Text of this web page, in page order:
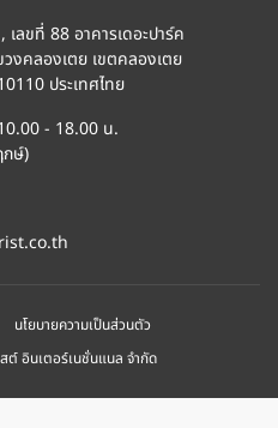
ลขที่ 88 อาคารเดอะปาร์ค
งคลองเตย เขตคลองเตย
ประเทศไทย
- 18.00 น.
ษ์)
นโยบายความเป็นส่วนตัว
อินเตอร์เนชั่นแนล จำกัด